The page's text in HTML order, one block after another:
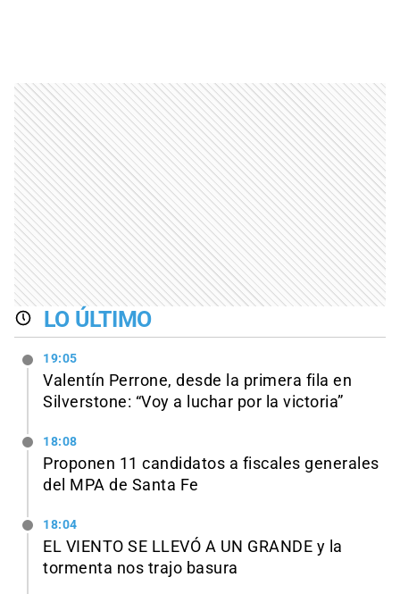
LO ÚLTIMO
19:05
Valentín Perrone, desde la primera fila en
Silverstone: “Voy a luchar por la victoria”
18:08
Proponen 11 candidatos a fiscales generales
del MPA de Santa Fe
18:04
EL VIENTO SE LLEVÓ A UN GRANDE y la
tormenta nos trajo basura